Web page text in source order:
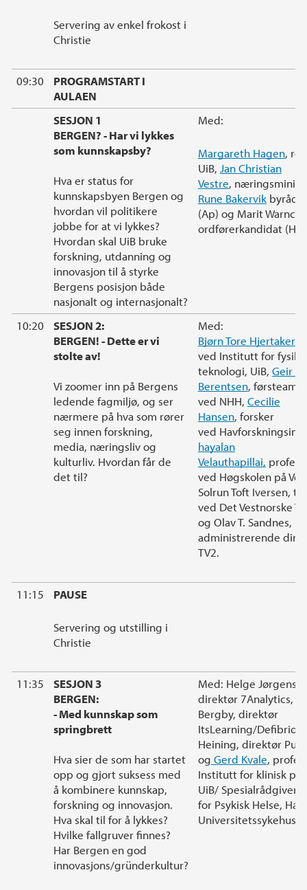
Servering av enkel frokost i
Christie
09:30
PROGRAMSTART I
AULAEN
SESJON 1
BERGEN? - Har vi lykkes
som kunnskapsby?
Hva er status for
kunnskapsbyen Bergen og
hvordan vil politikere
jobbe for at vi lykkes?
Hvordan skal UiB bruke
forskning, utdanning og
innovasjon til å styrke
Bergens posisjon både
nasjonalt og internasjonalt?
Med:
Margareth Hagen,
UiB, Jan Christian
Vestre,
Rune Bakervik
(Ap) og Marit
ordførerkandidat (H).
10:20
SESJON 2:
BERGEN! - Dette er vi
stolte av!
Vi zoomer inn på Bergens
ledende fagmiljø, og ser
nærmere på hva som rører
seg innen forskning,
media, næringsliv og
kulturliv. Hvordan får de
det til?
Med:
Bjørn Tore Hjertaker
ved Institutt for
teknologi, UiB, Geir
Berentsen,
ved NHH, Cecilie
Hansen, forsker
ved
hayalan
Velauthapillai,
ved Høgskolen på
Solrun Toft Iversen,
ved Det Vestnorske
og Olav T. Sandnes,
administrerende
TV2.
11:15 PAUSE
Servering og utstilling i
Christie
11:35
SESJON 3
BERGEN:
- Med kunnskap som
springbrett
Hva sier de som har startet
opp og gjort suksess med
å kombinere kunnskap,
forskning og innovasjon.
Hva skal til for å lykkes?
Hvilke fallgruver finnes?
Har Bergen en god
innovasjons/gründerkultur?
Med: Helge
direktør 7Analytics,
Bergby, direktør
ItsLearning/Defibrio,
Heining, direktør
og Gerd Kvale,
Institutt for klinisk
UiB/ Spesialrådgiver
for Psykisk Helse,
Universitetssykehus.